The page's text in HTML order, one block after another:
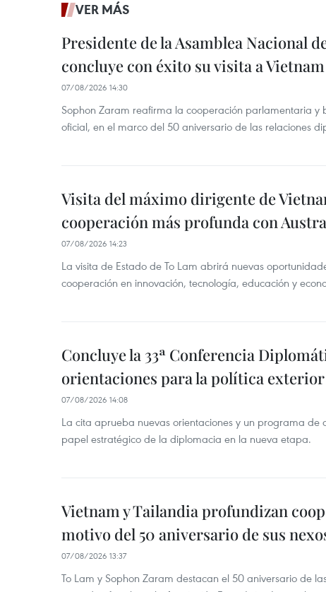
VER MÁS
Presidente de la Asamblea Nacional
concluye con éxito su visita a Vietnam
07/08/2026 14:30
Sophon Zaram reafirma la cooperación parlamentaria y
oficial, en el marco del 50 aniversario de las relaciones
Visita del máximo dirigente de
cooperación más profunda con
07/08/2026 14:23
La visita de Estado de To Lam abrirá nuevas
cooperación en innovación, tecnología, educación y
Concluye la 33ª Conferencia
orientaciones para la política exterior
07/08/2026 14:08
La cita aprueba nuevas orientaciones y un programa de
papel estratégico de la diplomacia en la nueva etapa.
Vietnam y Tailandia profundizan
motivo del 50 aniversario de sus
07/08/2026 13:37
To Lam y Sophon Zaram destacan el 50 aniversario de